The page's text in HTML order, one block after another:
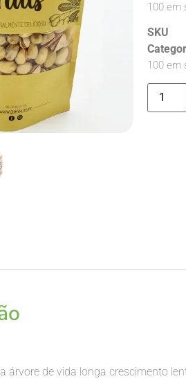
100 em
SKU
100 em
árvore de vida longa crescimento